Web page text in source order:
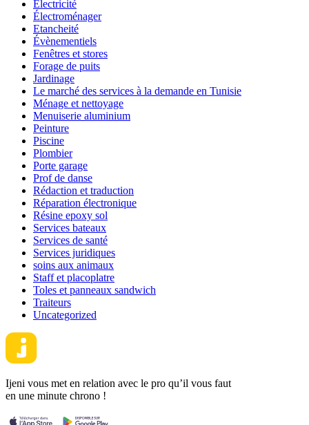
Electricité
Électroménager
Etancheité
Évènementiels
Fenêtres et stores
Forage de puits
Jardinage
Le marché des services à la demande en Tunisie
Ménage et nettoyage
Menuiserie aluminium
Peinture
Piscine
Plombier
Porte garage
Prof de danse
Rédaction et traduction
Réparation électronique
Résine epoxy sol
Services bateaux
Services de santé
Services juridiques
soins aux animaux
Staff et placoplatre
Toles et panneaux sandwich
Traiteurs
Uncategorized
Ijeni vous met en relation avec le pro qu’il vous faut
en une minute chrono !